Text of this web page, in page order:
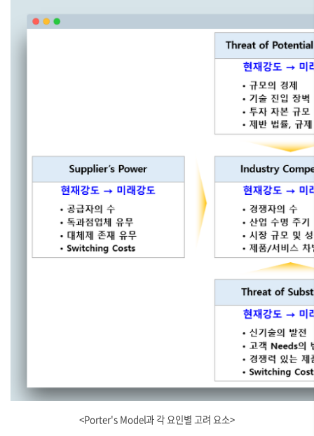
<Porter's Model과 각 요인별 고려 요소>